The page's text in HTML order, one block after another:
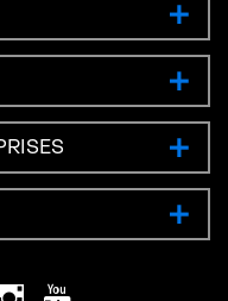
InstagramYoutube